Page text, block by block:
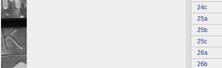
24c
25a
25b
25c
26a
26b